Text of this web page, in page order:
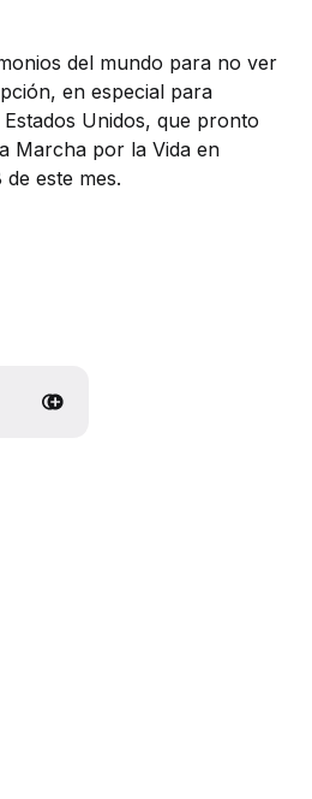
del mundo para no ver
en especial para
Unidos, que pronto
Marcha por la Vida en
de este mes.